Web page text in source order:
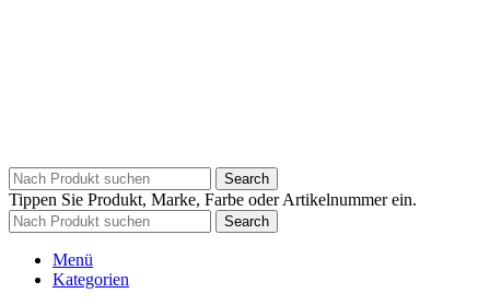
Search
Tippen Sie Produkt, Marke, Farbe oder Artikelnummer ein.
Search
Menü
Kategorien